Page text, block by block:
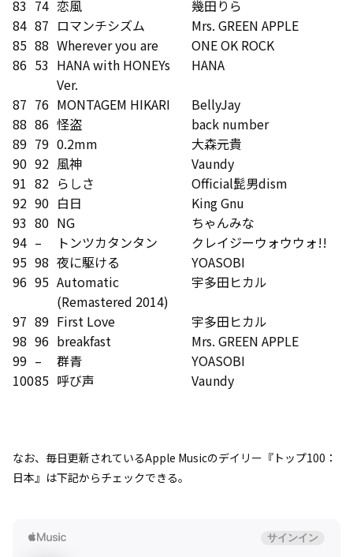
83 74 恋風
幾田りら
84 87 ロマンチシズム
Mrs. GREEN APPLE
85 88 Wherever you are
ONE OK ROCK
86 53 HANA with HONEYs
Ver.
HANA
87 76 MONTAGEM HIKARI
BellyJay
88 86 怪盗
back number
89 79 0.2mm
大森元貴
90 92 風神
Vaundy
91 82 らしさ
Official髭男dism
92 90 白日
King Gnu
93 80 NG
ちゃんみな
94 – トンツカタンタン
クレイジーウォウウォ!!
95 98 夜に駆ける
YOASOBI
96 95 Automatic
(Remastered 2014)
宇多田ヒカル
97 89 First Love
宇多田ヒカル
98 96 breakfast
Mrs. GREEN APPLE
99 – 群青
YOASOBI
10085 呼び声 Vaundy
なお、毎日更新されているApple Musicのデイリー『トップ100：
日本』は下記からチェックできる。